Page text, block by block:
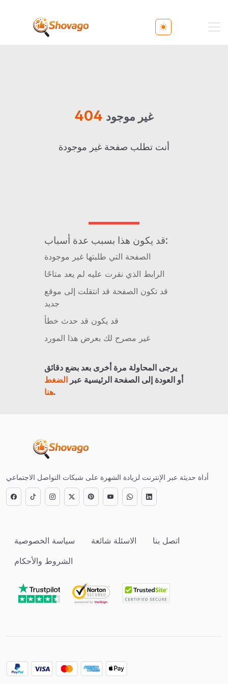
Toggle theme
404 غير موجود
أنت تطلب صفحة غير موجودة
قد يكون هذا بسبب عدة أسباب:
الصفحة التي طلبتها غير موجودة
الرابط الذي نقرت عليه لم يعد متاحًا
قد تكون الصفحة قد انتقلت إلى موقع
جديد
قد يكون قد حدث خطأ
غير مصرح لك بعرض هذا المورد
يرجى المحاولة مرة أخرى بعد بضع دقائق
أو العودة إلى الصفحة الرئيسية عبرالضغط
هنا.
أداة حديثة عبر الإنترنت لزيادة الشهرة على شبكات التواصل الاجتماعي
سياسة الخصوصية الاسئلة شائعة
اتصل بنا
الشروط والأحكام